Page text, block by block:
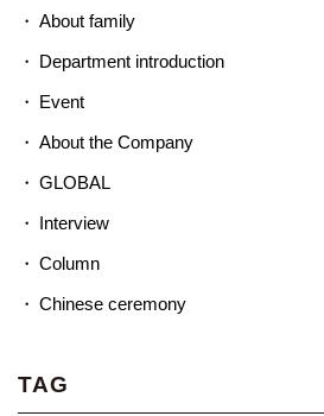
About family
Department introduction
Event
About the Company
GLOBAL
Interview
Column
Chinese ceremony
TAG